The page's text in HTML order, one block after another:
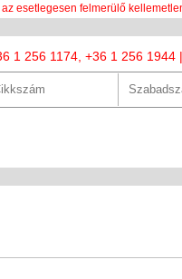
esetlegesen felmerülő
1 256 1174, +36 1 256 1944 |